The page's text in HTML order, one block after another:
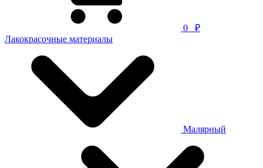
0
₽
Лакокрасочные материалы
Малярный